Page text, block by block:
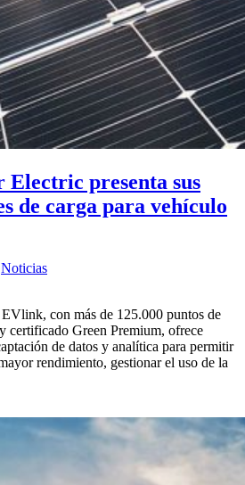
Electric presenta sus
de carga para vehículo
Noticias
con más de 125.000 puntos de
certificado Green Premium, ofrece
de datos y analítica para permitir
rendimiento, gestionar el uso de la